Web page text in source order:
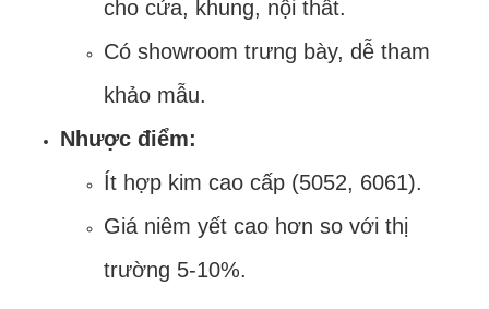
cho cửa, khung, nội thất.
Có showroom trưng bày, dễ tham
khảo mẫu.
Nhược điểm:
Ít hợp kim cao cấp (5052, 6061).
Giá niêm yết cao hơn so với thị
trường 5-10%.